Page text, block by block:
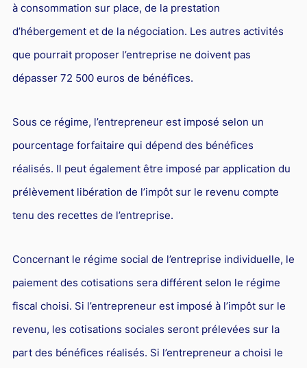
à consommation sur place, de la prestation
d’hébergement et de la négociation. Les autres activités
que pourrait proposer l’entreprise ne doivent pas
dépasser 72 500 euros de bénéfices.
Sous ce régime, l’entrepreneur est imposé selon un
pourcentage forfaitaire qui dépend des bénéfices
réalisés. Il peut également être imposé par application du
prélèvement libération de l’impôt sur le revenu compte
tenu des recettes de l’entreprise.
Concernant le régime social de l’entreprise individuelle, le
paiement des cotisations sera différent selon le régime
fiscal choisi. Si l’entrepreneur est imposé à l’impôt sur le
revenu, les cotisations sociales seront prélevées sur la
part des bénéfices réalisés. Si l’entrepreneur a choisi le